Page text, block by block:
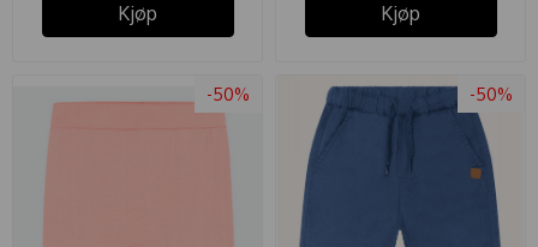
Kjøp Kjøp
-50% -50%